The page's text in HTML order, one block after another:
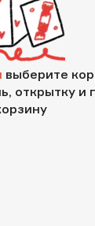
выберите
открытку и